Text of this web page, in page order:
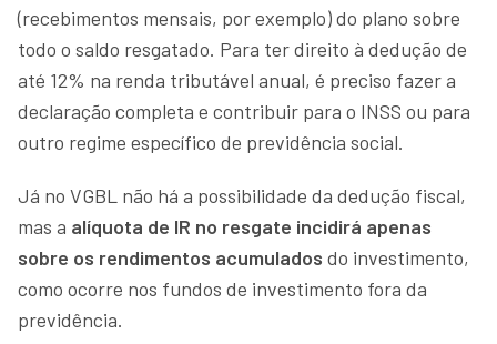
(recebimentos mensais, por exemplo) do plano sobre
todo o saldo resgatado. Para ter direito à dedução de
até 12% na renda tributável anual, é preciso fazer a
declaração completa e contribuir para o INSS ou para
outro regime específico de previdência social.
Já no VGBL não há a possibilidade da dedução fiscal,
mas a alíquota de IR no resgate incidirá apenas
sobre os rendimentos acumulados do investimento,
como ocorre nos fundos de investimento fora da
previdência.